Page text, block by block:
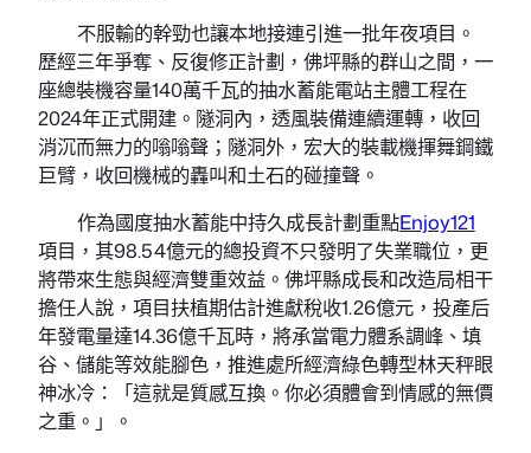
不服輸的幹勁也讓本地接連引進一批年夜項目。
歷經三年爭奪、反復修正計劃，佛坪縣的群山之間，一
座總裝機容量140萬千瓦的抽水蓄能電站主體工程在
2024年正式開建。隧洞內，透風裝備連續運轉，收回
消沉而無力的嗡嗡聲；隧洞外，宏大的裝載機揮舞鋼鐵
巨臂，收回機械的轟叫和土石的碰撞聲。
作為國度抽水蓄能中持久成長計劃重點Enjoy121
項目，其98.54億元的總投資不只發明了失業職位，更
將帶來生態與經濟雙重效益。佛坪縣成長和改造局相干
擔任人說，項目扶植期估計進獻稅收1.26億元，投產后
年發電量達14.36億千瓦時，將承當電力體系調峰、填
谷、儲能等效能腳色，推進處所經濟綠色轉型林天秤眼
神冰冷：「這就是質感互換。你必須體會到情感的無價
之重。」。